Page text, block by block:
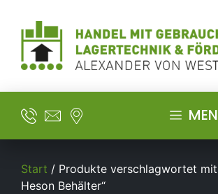
Start / Produkte verschlagwortet mit
Heson Behälter“